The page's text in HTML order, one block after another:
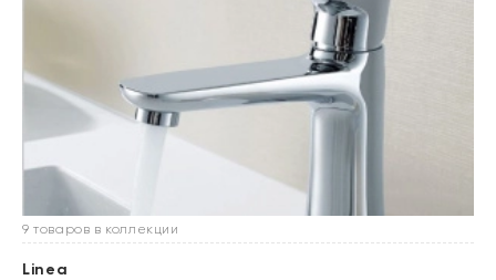
9 товаров в коллекции
Linea